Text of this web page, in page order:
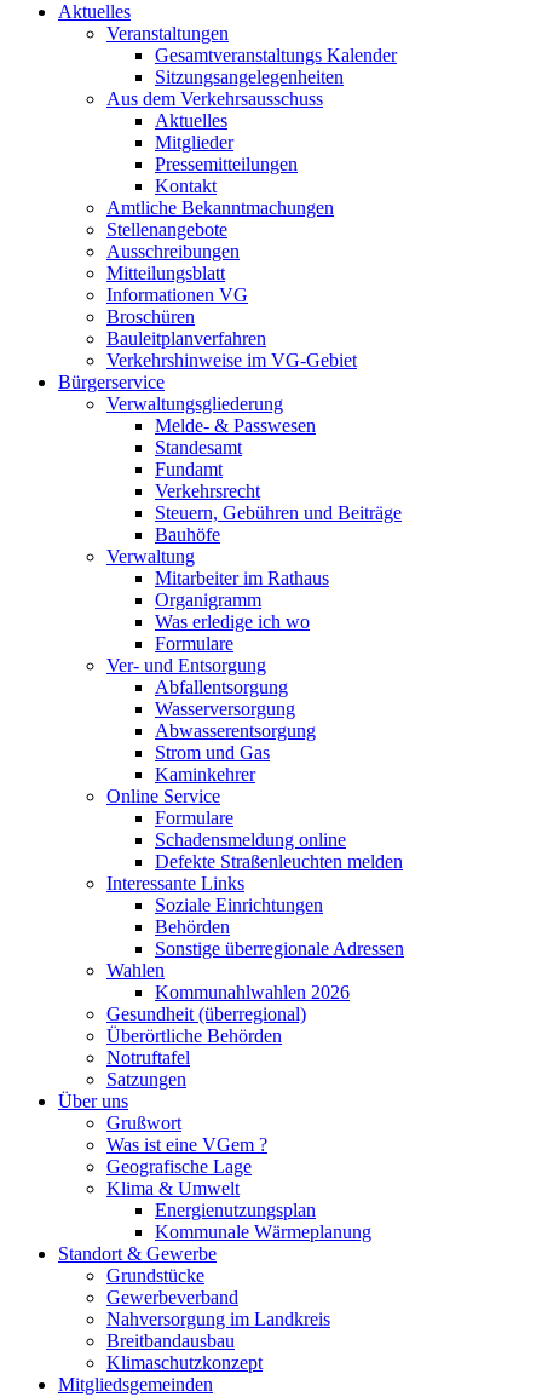
Aktuelles
Veranstaltungen
Gesamtveranstaltungs Kalender
Sitzungsangelegenheiten
Aus dem Verkehrsausschuss
Aktuelles
Mitglieder
Pressemitteilungen
Kontakt
Amtliche Bekanntmachungen
Stellenangebote
Ausschreibungen
Mitteilungsblatt
Informationen VG
Broschüren
Bauleitplanverfahren
Verkehrshinweise im VG-Gebiet
Bürgerservice
Verwaltungsgliederung
Melde- & Passwesen
Standesamt
Fundamt
Verkehrsrecht
Steuern, Gebühren und Beiträge
Bauhöfe
Verwaltung
Mitarbeiter im Rathaus
Organigramm
Was erledige ich wo
Formulare
Ver- und Entsorgung
Abfallentsorgung
Wasserversorgung
Abwasserentsorgung
Strom und Gas
Kaminkehrer
Online Service
Formulare
Schadensmeldung online
Defekte Straßenleuchten melden
Interessante Links
Soziale Einrichtungen
Behörden
Sonstige überregionale Adressen
Wahlen
Kommunahlwahlen 2026
Gesundheit (überregional)
Überörtliche Behörden
Notruftafel
Satzungen
Über uns
Grußwort
Was ist eine VGem ?
Geografische Lage
Klima & Umwelt
Energienutzungsplan
Kommunale Wärmeplanung
Standort & Gewerbe
Grundstücke
Gewerbeverband
Nahversorgung im Landkreis
Breitbandausbau
Klimaschutzkonzept
Mitgliedsgemeinden